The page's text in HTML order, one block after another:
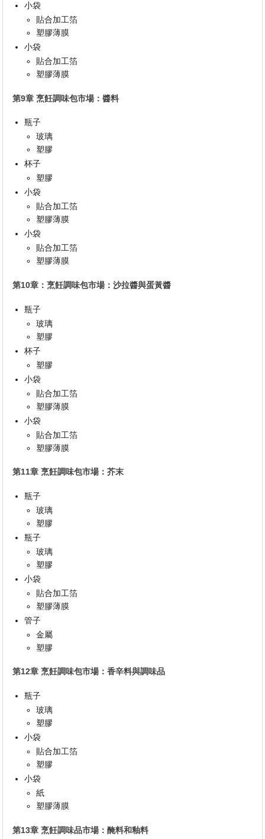
小袋
貼合加工箔
塑膠薄膜
小袋
貼合加工箔
塑膠薄膜
第9章 烹飪調味包市場：醬料
瓶子
玻璃
塑膠
杯子
塑膠
小袋
貼合加工箔
塑膠薄膜
小袋
貼合加工箔
塑膠薄膜
第10章：烹飪調味包市場：沙拉醬與蛋黃醬
瓶子
玻璃
塑膠
杯子
塑膠
小袋
貼合加工箔
塑膠薄膜
小袋
貼合加工箔
塑膠薄膜
第11章 烹飪調味包市場：芥末
瓶子
玻璃
塑膠
瓶子
玻璃
塑膠
小袋
貼合加工箔
塑膠薄膜
管子
金屬
塑膠
第12章 烹飪調味包市場：香辛料與調味品
瓶子
玻璃
塑膠
小袋
貼合加工箔
塑膠
小袋
紙
塑膠薄膜
第13章 烹飪調味品市場：醃料和釉料